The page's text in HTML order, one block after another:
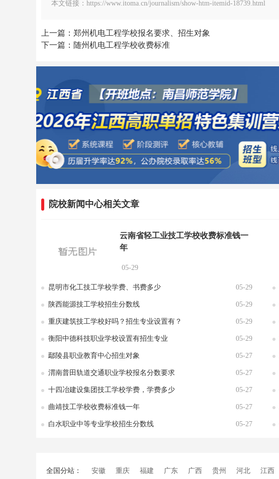
本文链接：https://www.itoma.cn/journalism/show-htm-itemid-18739.html
上一篇：郑州机电工程学校报名要求、招生对象
下一篇：随州机电工程学校收费标准
院校新闻中心相关文章
云南省轻工业技工学校收费标准钱一
年
05-29
昆明市化工技工学校学费、书费多少 05-29
陕西能源技工学校招生分数线 05-29
重庆建筑技工学校好吗？招生专业设置有？ 05-29
衡阳中德科技职业学校设置有招生专业 05-29
鄢陵县职业教育中心招生对象 05-27
渭南普田轨道交通职业学校报名分数要求 05-27
十四冶建设集团技工学校学费，学费多少 05-27
曲靖技工学校收费标准钱一年 05-27
白水职业中等专业学校招生分数线 05-27
全国分站： 安徽 重庆 福建 广东 广西 贵州 河北 江西